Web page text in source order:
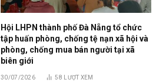
Hội LHPN thành phố Đà Nẵng tổ chức
tập huấn phòng, chống tệ nạn xã hội và
phòng, chống mua bán người tại xã
biên giới
30/07/2026 58 LƯỢT XEM